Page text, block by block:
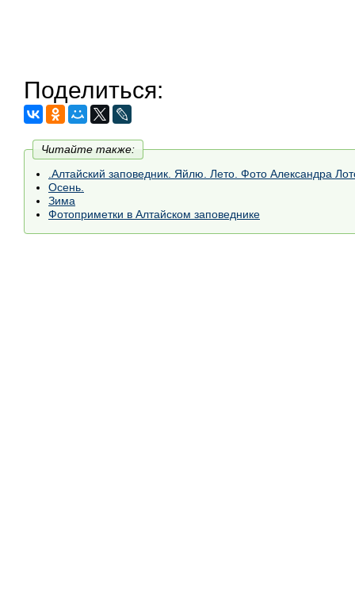
Поделиться:
Читайте также:
.Алтайский заповедник. Яйлю. Лето. Фото Александра
Осень.
Зима
Фотоприметки в Алтайском заповеднике